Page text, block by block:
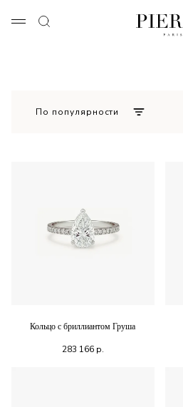
По популярности
Кольцо с бриллиантом Груша
283 166р.